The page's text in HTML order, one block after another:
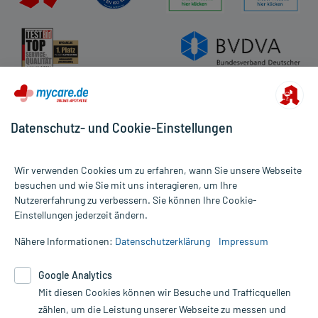
Alle Preise gelten inkl. MwSt., ggf. zzgl. Versandkosten
Informationen auf dieser Website werden ausschließlich für
die Untersuchung und Behandlung durch einen Arzt. Bitte
Therapien eingeleitet werden können. | Diese Webseite benutzt
Google Analytics. Lesen Sie bitte dazu die wichtigen Hinweise in
unserer Datenschutzerklärung. Für den Widerruf einer Bestellung
Datenschutz- und Cookie-Einstellungen
Wir verwenden Cookies um zu erfahren, wann Sie unsere Webseite
besuchen und wie Sie mit uns interagieren, um Ihre
Nutzererfahrung zu verbessern. Sie können Ihre Cookie-
Einstellungen jederzeit ändern.
Nähere Informationen: Datenschutzerklärung Impressum
Google Analytics
Mit diesen Cookies können wir Besuche und Trafficquellen
zählen, um die Leistung unserer Webseite zu messen und